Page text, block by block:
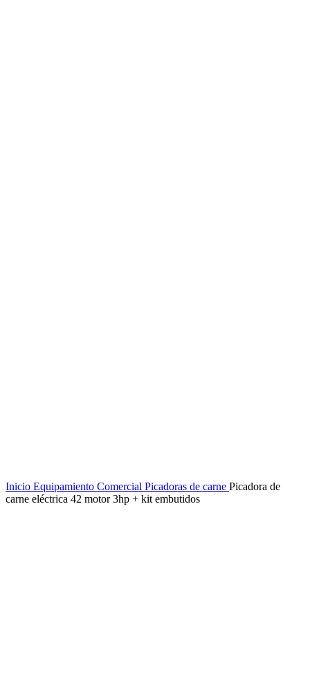
Inicio Equipamiento Comercial Picadoras de carne Picadora de
carne eléctrica 42 motor 3hp + kit embutidos